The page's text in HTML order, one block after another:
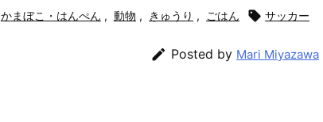
かまぼこ・はんぺん , 動物 , きゅうり , ごはん  サッカー
 Posted by Mari Miyazawa